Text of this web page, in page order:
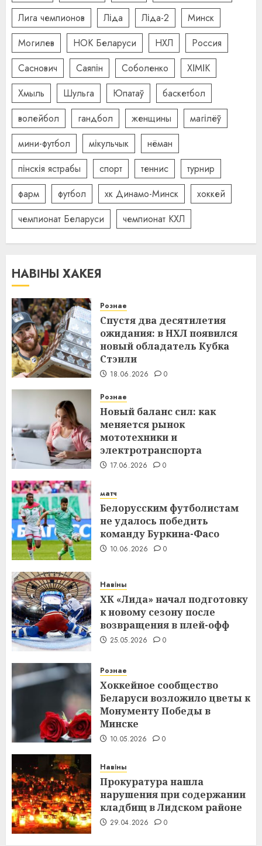
Лига чемпионов
Ліда Ліда-2
Минск
Могилев
НОК Беларуси НХЛ
Россия
Саснович
Саяпін Соболенко
ХІМІК
Хмыль
Шульга Юпатаў
баскетбол
волейбол
гандбол женщины
магілёў
мини-футбол
мікульчык
нёман
пінскія ястрабы
спорт теннис
турнир
фарм
футбол хк Динамо-Минск
хоккей
чемпионат Беларуси
чемпионат КХЛ
НАВІНЫ ХАКЕЯ
Рознае
Спустя два десятилетия
ожидания: в НХЛ появился
новый обладатель Кубка
Стэнли
18.06.2026 0
Рознае
Новый баланс сил: как
меняется рынок
мототехники и
электротранспорта
17.06.2026 0
матч
Белорусским футболистам
не удалось победить
команду Буркина-Фасо
10.06.2026 0
Навіны
ХК «Лида» начал подготовку
к новому сезону после
возвращения в плей-офф
25.05.2026 0
Рознае
Хоккейное сообщество
Беларуси возложило цветы к
Монументу Победы в
Минске
10.05.2026 0
Навіны
Прокуратура нашла
нарушения при содержании
кладбищ в Лидском районе
29.04.2026 0